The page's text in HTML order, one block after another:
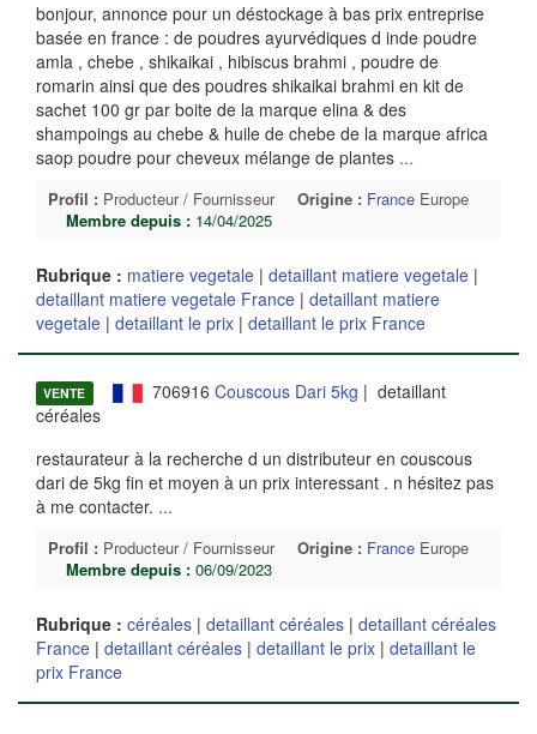
bonjour, annonce pour un déstockage à bas prix entreprise
basée en france : de poudres ayurvédiques d inde poudre
amla , chebe , shikaikai , hibiscus brahmi , poudre de
romarin ainsi que des poudres shikaikai brahmi en kit de
sachet 100 gr par boite de la marque elina & des
shampoings au chebe & huile de chebe de la marque africa
saop poudre pour cheveux mélange de plantes ...
Profil : Producteur / Fournisseur Origine : France Europe
Membre depuis : 14/04/2025
Rubrique : matiere vegetale | detaillant matiere vegetale |
detaillant matiere vegetale France | detaillant matiere
vegetale | detaillant le prix | detaillant le prix France
VENTE 706916 Couscous Dari 5kg | detaillant
céréales
restaurateur à la recherche d un distributeur en couscous
dari de 5kg fin et moyen à un prix interessant . n hésitez pas
à me contacter. ...
Profil : Producteur / Fournisseur Origine : France Europe
Membre depuis : 06/09/2023
Rubrique : céréales | detaillant céréales | detaillant céréales
France | detaillant céréales | detaillant le prix | detaillant le
prix France